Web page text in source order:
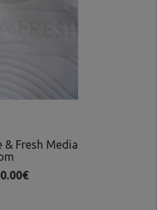
& Fresh Media